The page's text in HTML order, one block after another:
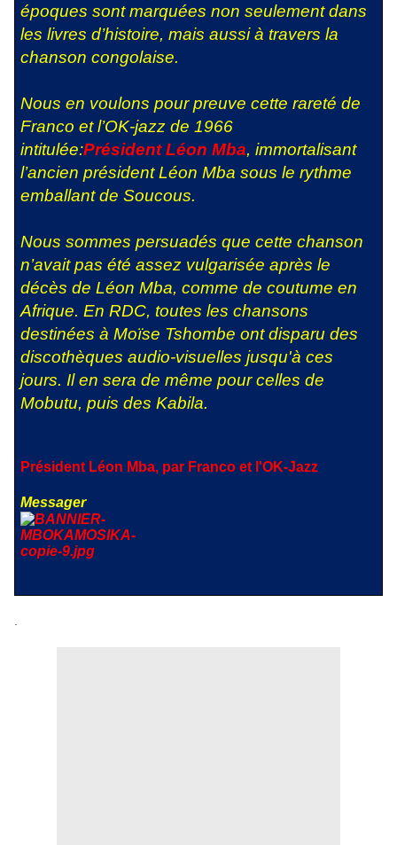
époques sont marquées non seulement dans
les livres d’histoire, mais aussi à travers la
chanson congolaise.
Nous en voulons pour preuve cette rareté de
Franco et l’OK-jazz de 1966
intitulée:Président Léon Mba, immortalisant
l’ancien président Léon Mba sous le rythme
emballant de Soucous.
Nous sommes persuadés que cette chanson
n’avait pas été assez vulgarisée après le
décès de Léon Mba, comme de coutume en
Afrique. En RDC, toutes les chansons
destinées à Moïse Tshombe ont disparu des
discothèques audio-visuelles jusqu'à ces
jours. Il en sera de même pour celles de
Mobutu, puis des Kabila.
Président Léon Mba, par Franco et l'OK-Jazz
Messager